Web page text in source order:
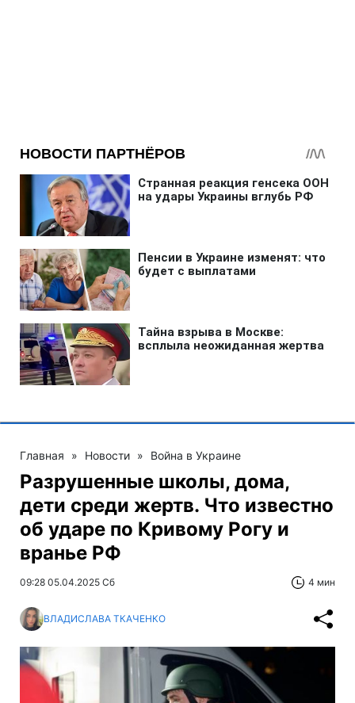
Главная » Новости » Война в Украине
Разрушенные школы, дома,
дети среди жертв. Что известно
об ударе по Кривому Рогу и
вранье РФ
09:28 05.04.2025 Сб 4 мин
ВЛАДИСЛАВА ТКАЧЕНКО